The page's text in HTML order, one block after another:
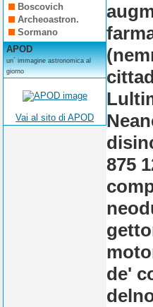
Boscovich
Archeoastron.
Sormano
APOD
un´ immagine astronomica al
giorno
Vai al sito di APOD
875
de'